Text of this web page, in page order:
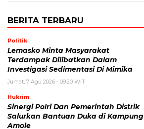
BERITA TERBARU
Politik
Lemasko Minta Masyarakat
Terdampak Dilibatkan Dalam
Investigasi Sedimentasi Di Mimika
Jumat, 7 Agu 2026 - 09:20 WIT
Hukrim
Sinergi Polri Dan Pemerintah Distrik
Salurkan Bantuan Duka di Kampung
Amole